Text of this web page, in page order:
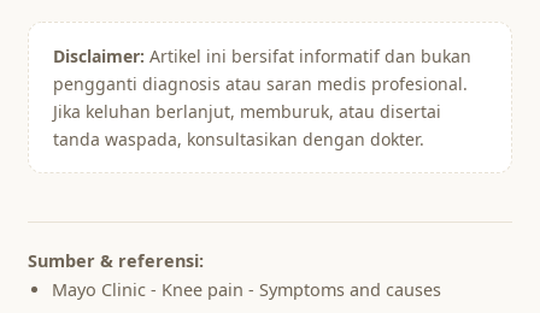
Disclaimer: Artikel ini bersifat informatif dan bukan
pengganti diagnosis atau saran medis profesional.
Jika keluhan berlanjut, memburuk, atau disertai
tanda waspada, konsultasikan dengan dokter.
Sumber & referensi:
Mayo Clinic - Knee pain - Symptoms and causes